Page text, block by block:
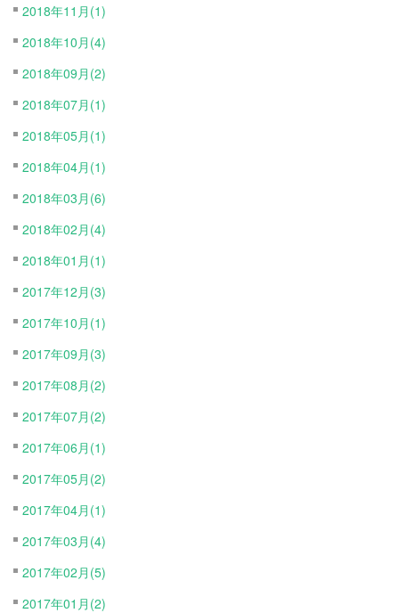
2018年11月(1)
2018年10月(4)
2018年09月(2)
2018年07月(1)
2018年05月(1)
2018年04月(1)
2018年03月(6)
2018年02月(4)
2018年01月(1)
2017年12月(3)
2017年10月(1)
2017年09月(3)
2017年08月(2)
2017年07月(2)
2017年06月(1)
2017年05月(2)
2017年04月(1)
2017年03月(4)
2017年02月(5)
2017年01月(2)